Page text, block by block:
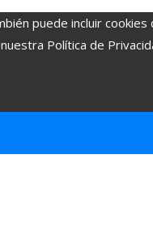
puede incluir cookies
Política de